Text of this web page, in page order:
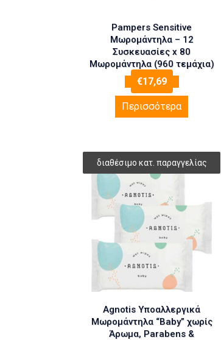
Pampers Sensitive
Μωρομάντηλα – 12
Συσκευασίες x 80
Μωρομάντηλα (960 τεμάχια)
€17,69
Περισσότερα
Agnotis Υποαλλεργικά
Μωρομάντηλα “Baby” χωρίς
Άρωμα, Parabens &